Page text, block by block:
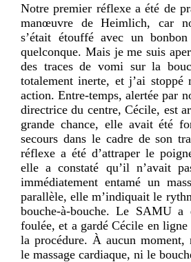
Notre premier réflexe a été de
manœuvre de Heimlich, car
s’était étouffé avec un
quelconque. Mais je me suis
des traces de vomi sur la
totalement inerte, et j’ai stoppé
action. Entre-temps, alertée par
directrice du centre, Cécile, est
grande chance, elle avait été
secours dans le cadre de son
réflexe a été d’attraper le
elle a constaté qu’il n’avait
immédiatement entamé un
parallèle, elle m’indiquait le
bouche-à-bouche. Le SAMU a
foulée, et a gardé Cécile en
la procédure. À aucun moment,
le massage cardiaque, ni le